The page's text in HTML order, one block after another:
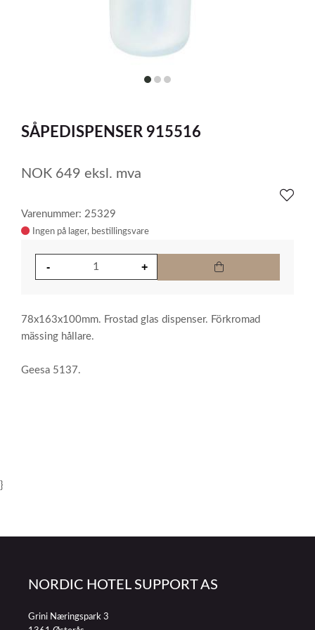
itemitemitem
of
SÅPEDISPENSER 915516
NOK 649 eksl. mva
Varenummer: 25329
Ingen på lager
78x163x100mm. Frostad glas dispenser. Förkromad
mässing hållare.
Geesa 5137.
}
NORDIC HOTEL SUPPORT AS
Grini Næringspark 3